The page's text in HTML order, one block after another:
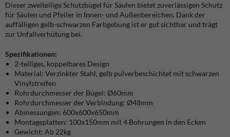
Dieser zweiteilige Schutzbügel für Säulen bietet zuverlässigen Schutz
für Säulen und Pfeiler in Innen- und Außenbereichen. Dank der
auffälligen gelb-schwarzen Farbgebung ist er gut sichtbar und trägt
zur Unfallverhütung bei.
Spezifikationen:
2-teiliges, koppelbares Design
Material: Verzinkter Stahl, gelb pulverbeschichtet mit schwarzen
Vinylstreifen
Rohrdurchmesser der Bügel: Ø60mm
Rohrdurchmesser der Verbindung: Ø48mm
Abmessungen: 600x600x650mm
Montageplatten: 100x150mm mit 4 Bohrungen in den Ecken
Gewicht: Ab 22kg